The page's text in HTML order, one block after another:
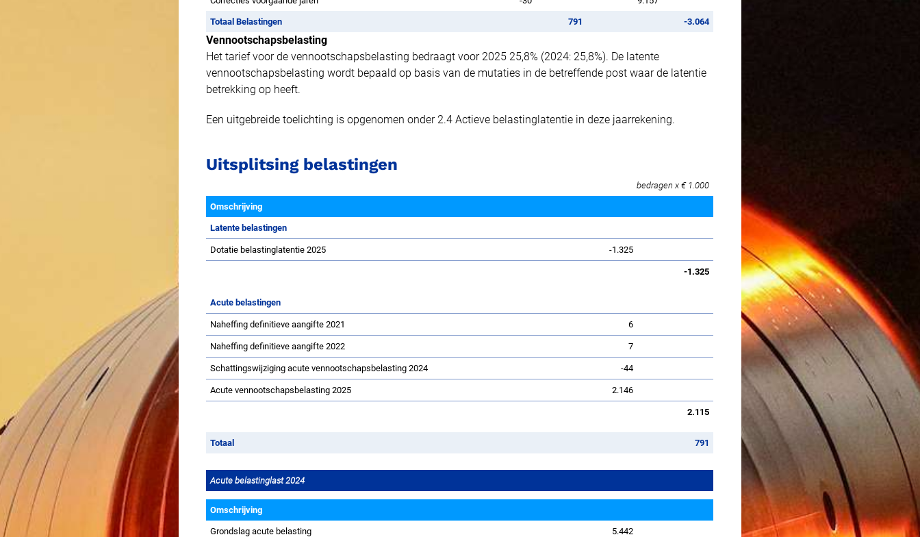
Totaal Belastingen 791 -3.064
Vennootschapsbelasting
Het tarief voor de vennootschapsbelasting bedraagt voor 2025 25,8% (2024: 25,8%). De latente
vennootschapsbelasting wordt bepaald op basis van de mutaties in de betreffende post waar de latentie
betrekking op heeft.
Een uitgebreide toelichting is opgenomen onder 2.4 Actieve belastinglatentie in deze jaarrekening.
Uitsplitsing belastingen
bedragen x € 1.000
Omschrijving
Latente belastingen
Dotatie belastinglatentie 2025 -1.325
-1.325
Acute belastingen
Naheffing definitieve aangifte 2021 6
Naheffing definitieve aangifte 2022 7
Schattingswijziging acute vennootschapsbelasting 2024 -44
Acute vennootschapsbelasting 2025 2.146
2.115
Totaal 791
Acute belastinglast 2024
Omschrijving
Grondslag acute belasting 5.442
Jaarverslag 2023 Groningen Seaports N.V. | pdf 11.3MB